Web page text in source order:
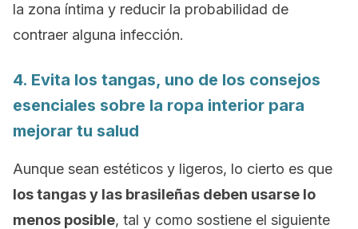
la zona íntima y reducir la probabilidad de
contraer alguna infección.
4. Evita los tangas, uno de los consejos
esenciales sobre la ropa interior para
mejorar tu salud
Aunque sean estéticos y ligeros, lo cierto es que
los tangas y las brasileñas deben usarse lo
menos posible, tal y como sostiene el siguiente